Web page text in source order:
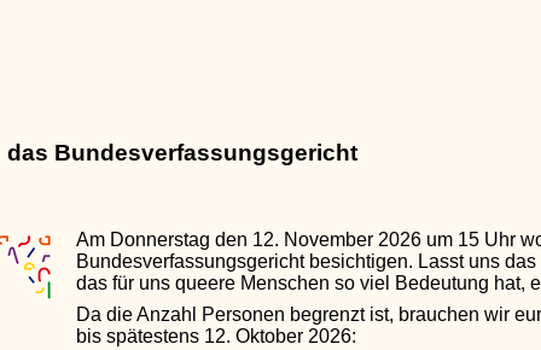
Bundesverfassungsgericht
Am Donnerstag den 12. November 2026 um 15 Uhr
Bundesverfassungsgericht besichtigen. Lasst uns
das für uns queere Menschen so viel Bedeutung hat,
Da die Anzahl Personen begrenzt ist, brauchen wir
bis spätestens 12. Oktober 2026: